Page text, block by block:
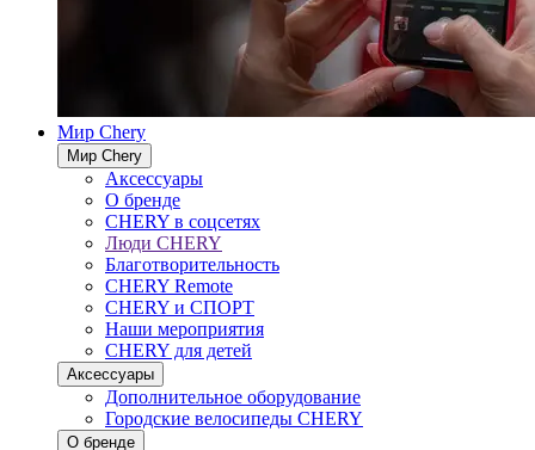
Мир Chery
Мир Chery
Аксессуары
О бренде
CHERY в соцсетях
Люди CHERY
Благотворительность
CHERY Remote
CHERY и СПОРТ
Наши мероприятия
CHERY для детей
Аксессуары
Дополнительное оборудование
Городские велосипеды CHERY
О бренде